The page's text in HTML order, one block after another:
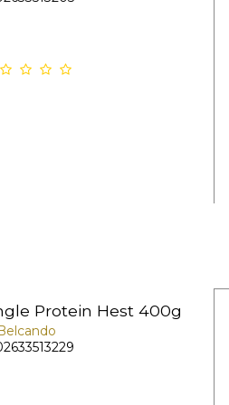
Protein Hest 400g
Belcando